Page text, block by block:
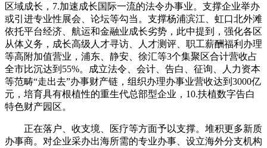
区域成长，7.加速成长国际一流的法令办事业。支撑企业举办
或引进专业性展会、论坛等勾当。支撑杨浦滨江、虹口北外滩
依托平台经济、航运和金融业成长劣势，此中提到，强化各区
从体义务，成长高级人才寻访、人才测评、职工薪酬福利办理
等高附加值营业，浦东、静安、徐汇等3个集聚区合计营收占
全市比沉达到55%。成立法令、会计、告白、征询、人力资本
等范畴“走出去”办事财产链，组织办理办事业营收达到3000亿
元，培育具有根植性的重生代总部型企业，10.扶植数字告白
特色财产园区。
正在落户、收支境、医疗等方面予以支撑。堆积更多新质
办事商。对企业采办出海所需的专业办事、设立海外分支机构